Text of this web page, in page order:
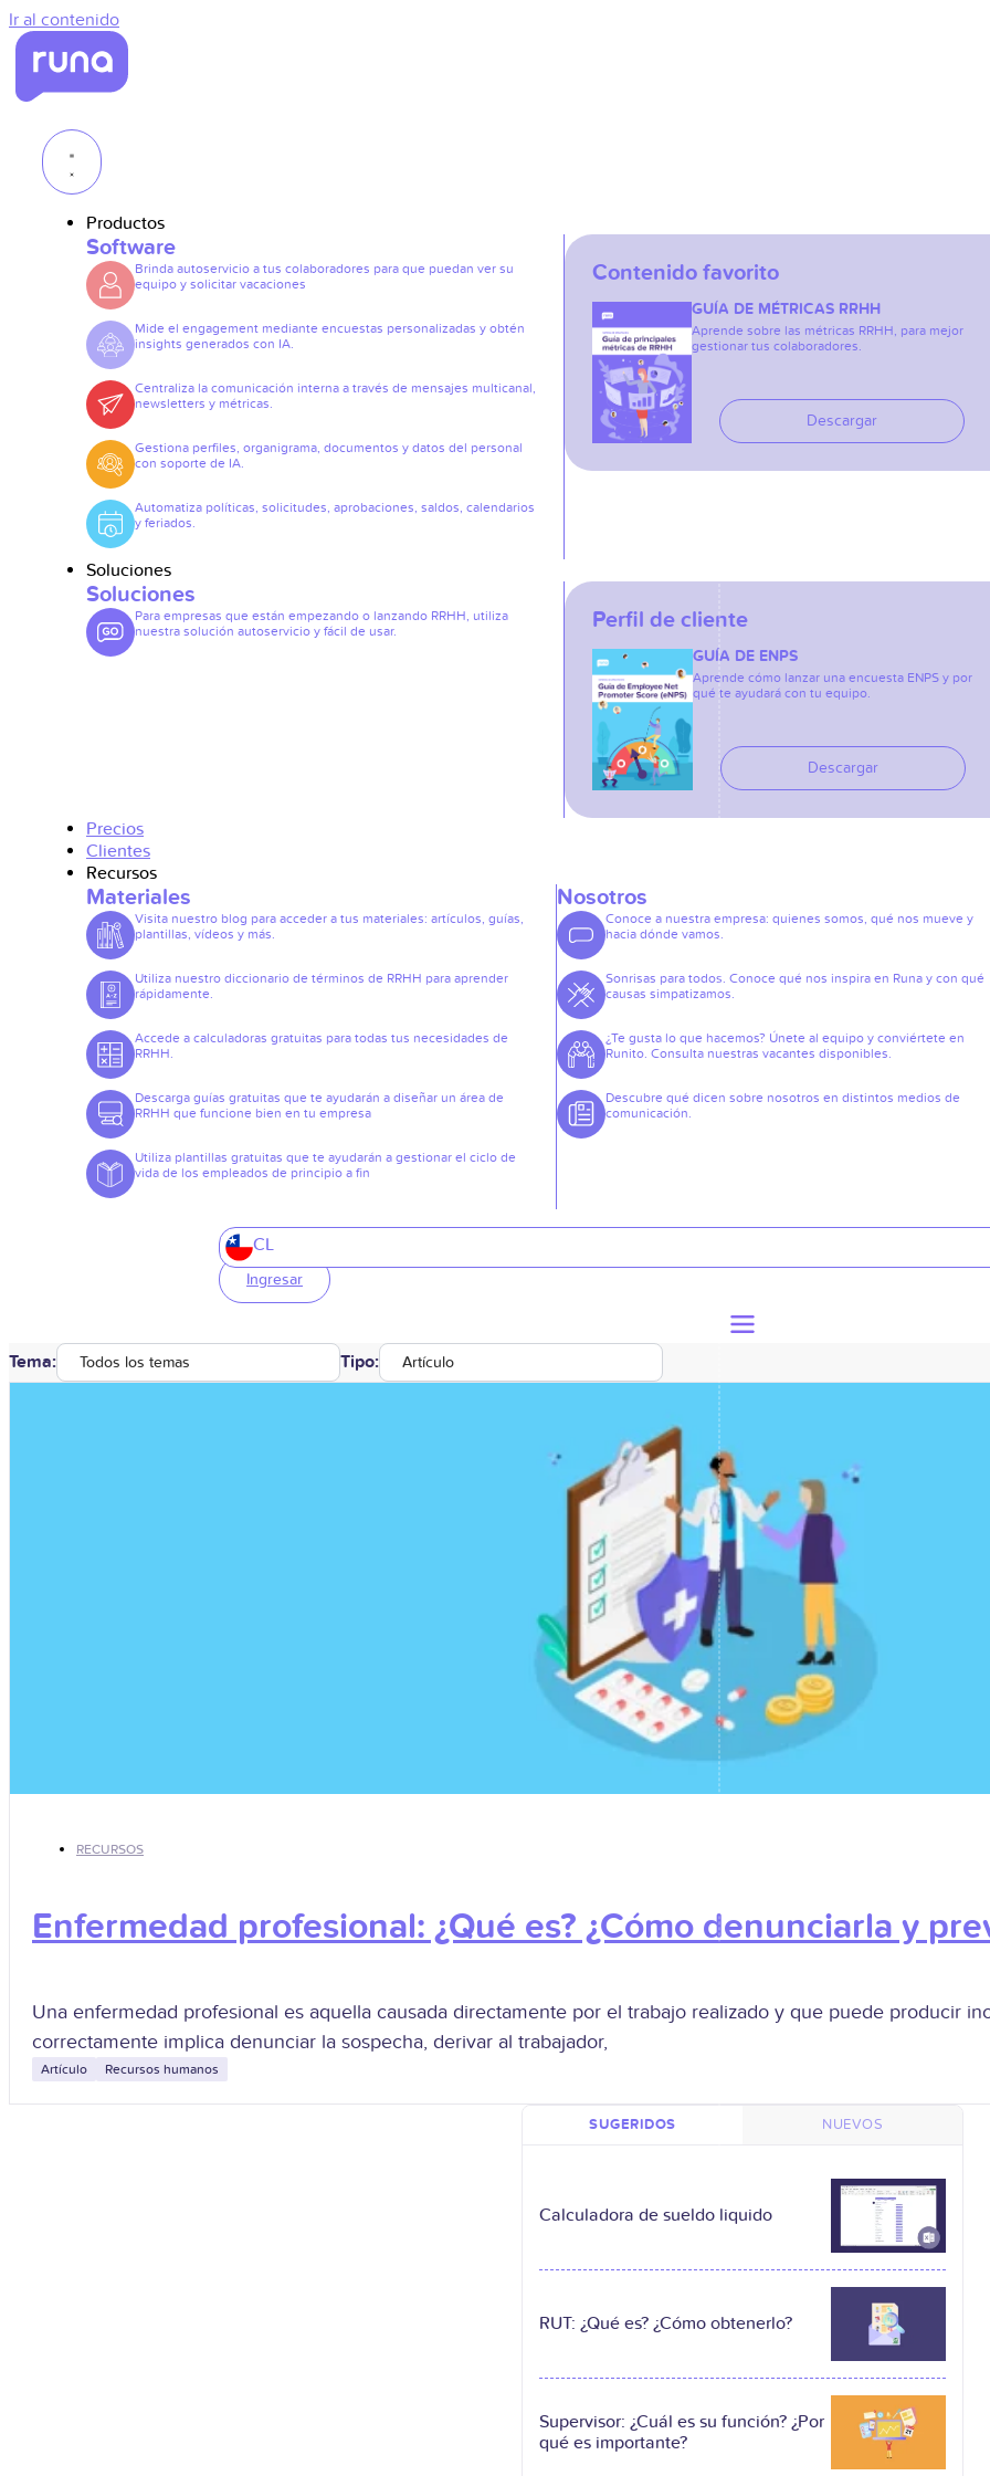
Ir al contenido
Productos
Software
Brinda autoservicio a tus colaboradores para que puedan ver su
equipo y solicitar vacaciones
Mide el engagement mediante encuestas personalizadas y obtén
insights generados con IA.
Centraliza la comunicación interna a través de mensajes multicanal,
newsletters y métricas.
Gestiona perfiles, organigrama, documentos y datos del personal
con soporte de IA.
Automatiza políticas, solicitudes, aprobaciones, saldos, calendarios
y feriados.
Contenido favorito
GUÍA DE MÉTRICAS RRHH
Aprende sobre las métricas RRHH, para mejor
gestionar tus colaboradores.
Descargar
Soluciones
Soluciones
Para empresas que están empezando o lanzando RRHH, utiliza
nuestra solución autoservicio y fácil de usar.
Perfil de cliente
GUÍA DE ENPS
Aprende cómo lanzar una encuesta ENPS y por
qué te ayudará con tu equipo.
Descargar
Precios
Clientes
Recursos
Materiales
Visita nuestro blog para acceder a tus materiales: artículos, guías,
plantillas, vídeos y más.
Utiliza nuestro diccionario de términos de RRHH para aprender
rápidamente.
Accede a calculadoras gratuitas para todas tus necesidades de
RRHH.
Descarga guías gratuitas que te ayudarán a diseñar un área de
RRHH que funcione bien en tu empresa
Utiliza plantillas gratuitas que te ayudarán a gestionar el ciclo de
vida de los empleados de principio a fin
Nosotros
Conoce a nuestra empresa: quienes somos, qué nos mueve y
hacia dónde vamos.
Sonrisas para todos. Conoce qué nos inspira en Runa y con qué
causas simpatizamos.
¿Te gusta lo que hacemos? Únete al equipo y conviértete en
Runito. Consulta nuestras vacantes disponibles.
Descubre qué dicen sobre nosotros en distintos medios de
comunicación.
CL
Ingresar
Tema: Todos los temas Tipo: Artículo
RECURSOS
Enfermedad profesional: ¿Qué es? ¿Cómo denunciarla y
Una enfermedad profesional es aquella causada directamente por el trabajo realizado y que puede producir
correctamente implica denunciar la sospecha, derivar al trabajador,
Artículo Recursos humanos
SUGERIDOS NUEVOS
Calculadora de sueldo liquido
RUT: ¿Qué es? ¿Cómo obtenerlo?
Supervisor: ¿Cuál es su función? ¿Por
qué es importante?